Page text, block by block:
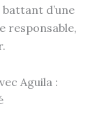
d’une
responsable,
Aguila :